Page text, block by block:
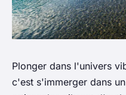
Plonger dans l'univers
c'est s'immerger dans